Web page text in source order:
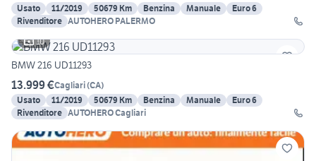
Usato 11/2019 50679 Km Benzina Manuale
Euro 6
Rivenditore AUTOHERO PALERMO
10
BMW 216 UD11293
13.999 €Cagliari(CA)
Usato
11/2019 50679 Km Benzina Manuale
Euro 6
Rivenditore AUTOHERO Cagliari